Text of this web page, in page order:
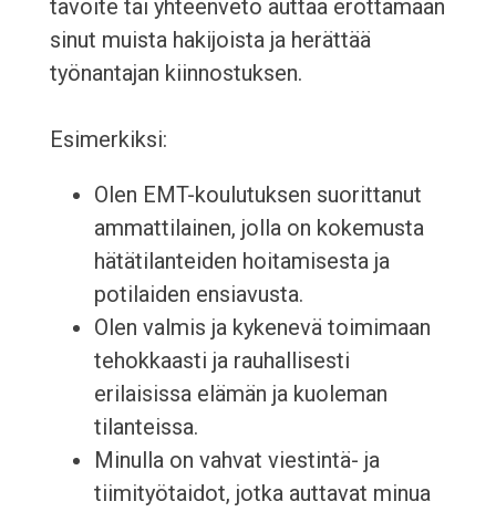
tavoite tai yhteenveto auttaa erottamaan
sinut muista hakijoista ja herättää
työnantajan kiinnostuksen.
Esimerkiksi:
Olen EMT-koulutuksen suorittanut
ammattilainen, jolla on kokemusta
hätätilanteiden hoitamisesta ja
potilaiden ensiavusta.
Olen valmis ja kykenevä toimimaan
tehokkaasti ja rauhallisesti
erilaisissa elämän ja kuoleman
tilanteissa.
Minulla on vahvat viestintä- ja
tiimityötaidot, jotka auttavat minua